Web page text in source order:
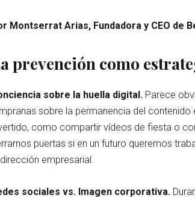
Montserrat Arias, Fundadora y CEO de
prevención como
sobre la huella digital. Parece
sobre la permanencia del
como compartir vídeos de fiesta o
puertas si en un futuro queremos
empresarial.
sociales vs. Imagen corporativa.